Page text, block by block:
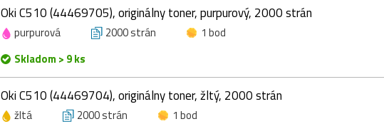
Oki C510 (44469705), originálny toner, purpurový, 2000 strán
purpurová 2000 strán
1 bod
Skladom > 9 ks
Oki C510 (44469704), originálny toner, žltý, 2000 strán
žltá 2000 strán
1 bod